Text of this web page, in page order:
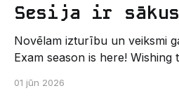
Sesija ir
Novēlam izturību un veiksmi
Exam season is here!
pašpārvaldes komunikācijas
01 jūn 2026